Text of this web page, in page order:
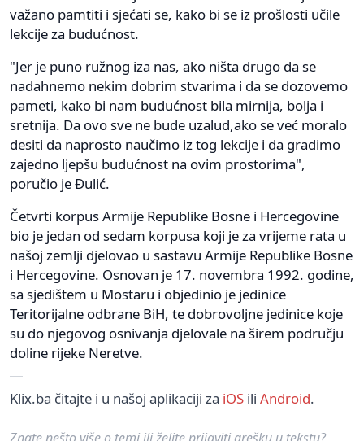
važano pamtiti i sjećati se, kako bi se iz prošlosti učile
lekcije za budućnost.
"Jer je puno ružnog iza nas, ako ništa drugo da se
nadahnemo nekim dobrim stvarima i da se dozovemo
pameti, kako bi nam budućnost bila mirnija, bolja i
sretnija. Da ovo sve ne bude uzalud,ako se već moralo
desiti da naprosto naučimo iz tog lekcije i da gradimo
zajedno ljepšu budućnost na ovim prostorima",
poručio je Đulić.
Četvrti korpus Armije Republike Bosne i Hercegovine
bio je jedan od sedam korpusa koji je za vrijeme rata u
našoj zemlji djelovao u sastavu Armije Republike Bosne
i Hercegovine. Osnovan je 17. novembra 1992. godine,
sa sjedištem u Mostaru i objedinio je jedinice
Teritorijalne odbrane BiH, te dobrovoljne jedinice koje
su do njegovog osnivanja djelovale na širem području
doline rijeke Neretve.
Klix.ba čitajte i u našoj aplikaciji za iOS ili Android.